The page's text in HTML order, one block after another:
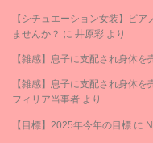
【シチュエーション女装】ピ
ませんか？ に 井原彩 より
【雑感】息子に支配され身体を
【雑感】息子に支配され身体を
フィリア当事者 より
【目標】2025年今年の目標 に